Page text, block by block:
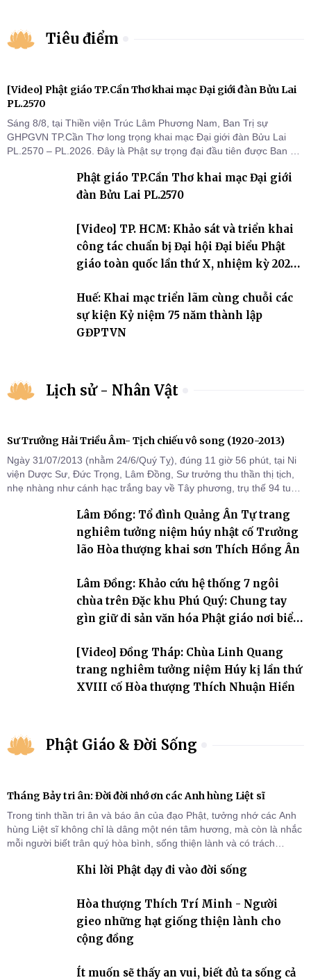
Tiêu điểm
[Video] Phật giáo TP.Cần Thơ khai mạc Đại giới đàn Bửu Lai
PL.2570
Sáng 8/8, tại Thiền viện Trúc Lâm Phương Nam, Ban Trị sự
GHPGVN TP.Cần Thơ long trọng khai mạc Đại giới đàn Bửu Lai
PL.2570 – PL.2026. Đây là Phật sự trọng đại đầu tiên được Ban Trị
thứ I, thể hiện sự quan tâm đối với công tác truyền giới, đào tạo
Tăng tài và tiếp nối mạng mạch Tăng-g
Phật giáo TP.Cần Thơ khai mạc Đại giới
đàn Bửu Lai PL.2570
[Video] TP. HCM: Khảo sát và triển khai
công tác chuẩn bị Đại hội Đại biểu Phật
giáo toàn quốc lần thứ X, nhiệm kỳ 2026-
Huế: Khai mạc triển lãm cùng chuỗi các
sự kiện Kỷ niệm 75 năm thành lập
GĐPTVN
Lịch sử - Nhân Vật
Sư Trưởng Hải Triều Âm- Tịch chiếu vô song (1920-2013)
Ngày 31/07/2013 (nhằm 24/6/Quý Tỵ), đúng 11 giờ 56 phút, tại Ni
viện Dược Sư, Đức Trọng, Lâm Đồng, Sư trưởng thu thần thị tịch,
nhẹ nhàng như cánh hạc trắng bay về Tây phương, trụ thế 94 tuổi
Lâm Đồng: Tổ đình Quảng Ân Tự trang
nghiêm tưởng niệm húy nhật cố Trưởng
lão Hòa thượng khai sơn Thích Hồng Ân
Lâm Đồng: Khảo cứu hệ thống 7 ngôi
chùa trên Đặc khu Phú Quý: Chung tay
gìn giữ di sản văn hóa Phật giáo nơi biển
[Video] Đồng Tháp: Chùa Linh Quang
trang nghiêm tưởng niệm Húy kị lần thứ
XVIII cố Hòa thượng Thích Nhuận Hiền
Phật Giáo & Đời Sống
Tháng Bảy tri ân: Đời đời nhớ ơn các Anh hùng Liệt sĩ
Trong tinh thần tri ân và báo ân của đạo Phật, tưởng nhớ các Anh
hùng Liệt sĩ không chỉ là dâng một nén tâm hương, mà còn là nhắc
mỗi người biết trân quý hòa bình, sống thiện lành và có trách
Khi lời Phật dạy đi vào đời sống
Hòa thượng Thích Trí Minh - Người
gieo những hạt giống thiện lành cho
cộng đồng
Ít muốn sẽ thấy an vui, biết đủ ta sống cả